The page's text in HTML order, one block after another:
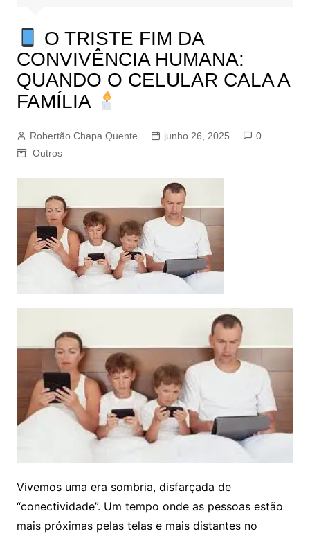
O TRISTE FIM DA
CONVIVÊNCIA HUMANA:
QUANDO O CELULAR CALA A
FAMÍLIA
Robertão Chapa Quente junho 26, 2025
0
Outros
Vivemos uma era sombria, disfarçada de
“conectividade”. Um tempo onde as pessoas estão
mais próximas pelas telas e mais distantes no